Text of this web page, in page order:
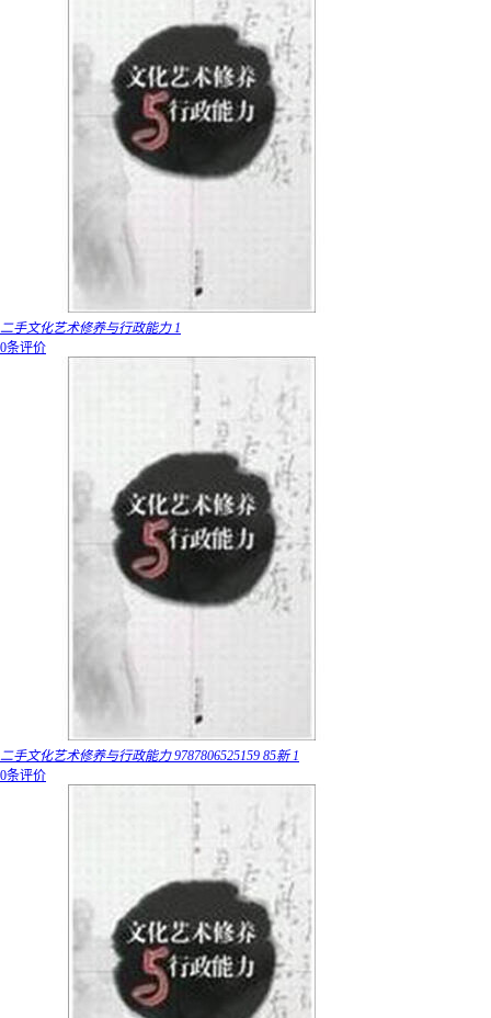
二手文化艺术修养与行政能力 1
0条评价
二手文化艺术修养与行政能力 9787806525159 85新 1
0条评价